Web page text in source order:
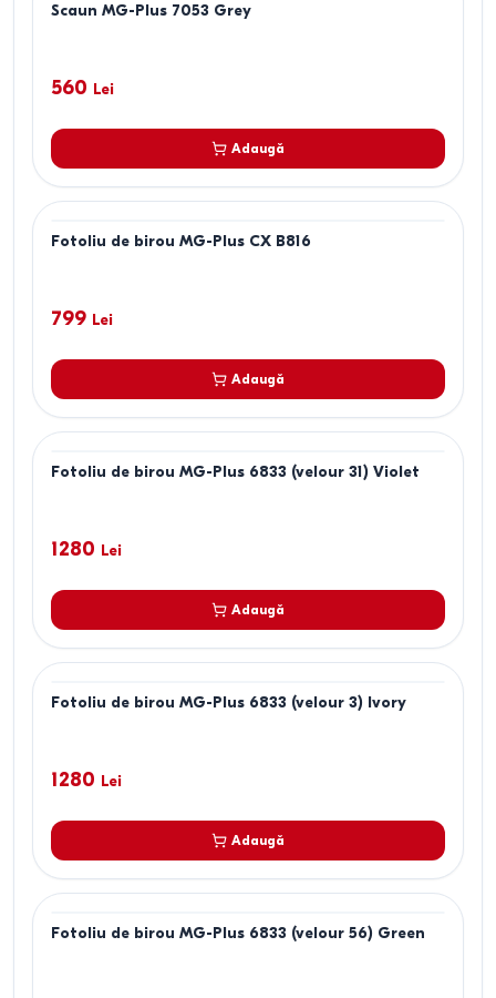
Scaun MG-Plus 7053 Grey
560 Lei
Adaugă
Fotoliu de birou MG-Plus CX B816
799 Lei
Adaugă
Fotoliu de birou MG-Plus 6833 (velour 31) Violet
1280 Lei
Adaugă
Fotoliu de birou MG-Plus 6833 (velour 3) Ivory
1280 Lei
Adaugă
Fotoliu de birou MG-Plus 6833 (velour 56) Green